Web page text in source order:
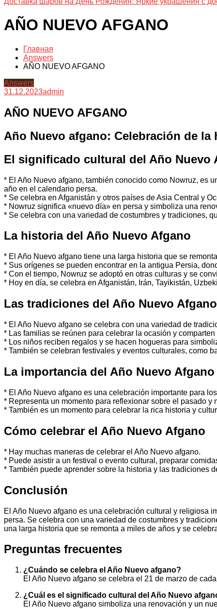
AÑO NUEVO AFGANO
Главная
Answers
AÑO NUEVO AFGANO
Answers
31.12.2023admin
AÑO NUEVO AFGANO
Año Nuevo afgano: Celebración de
El significado cultural del Año Nuevo
* El Año Nuevo afgano, también conocido como Nowruz, es
año en el calendario persa.
* Se celebra en Afganistán y otros países de Asia Central y
* Nowruz significa «nuevo día» en persa y simboliza una
* Se celebra con una variedad de costumbres y tradiciones,
La historia del Año Nuevo Afgano
* El Año Nuevo afgano tiene una larga historia que se
* Sus orígenes se pueden encontrar en la antigua Persia,
* Con el tiempo, Nowruz se adoptó en otras culturas y se
* Hoy en día, se celebra en Afganistán, Irán, Tayikistán,
Las tradiciones del Año Nuevo Afgano
* El Año Nuevo afgano se celebra con una variedad de
* Las familias se reúnen para celebrar la ocasión y
* Los niños reciben regalos y se hacen hogueras para
* También se celebran festivales y eventos culturales, como
La importancia del Año Nuevo Afgano
* El Año Nuevo afgano es una celebración importante para
* Representa un momento para reflexionar sobre el pasado
* También es un momento para celebrar la rica historia y
Cómo celebrar el Año Nuevo Afgano
* Hay muchas maneras de celebrar el Año Nuevo afgano.
* Puede asistir a un festival o evento cultural, preparar
* También puede aprender sobre la historia y las tradiciones
Conclusión
El Año Nuevo afgano es una celebración cultural y religiosa
persa. Se celebra con una variedad de costumbres y
una larga historia que se remonta a miles de años y se
Preguntas frecuentes
¿Cuándo se celebra el Año Nuevo afgano?
El Año Nuevo afgano se celebra el 21 de marzo de
¿Cuál es el significado cultural del Año Nuevo
El Año Nuevo afgano simboliza una renovación y un